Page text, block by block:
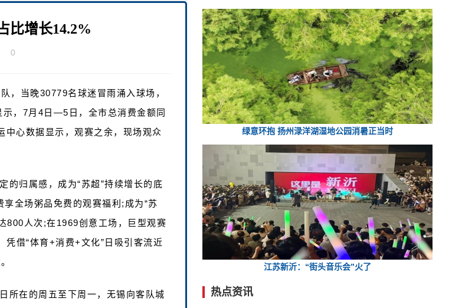
比增长14.2%
0
，当晚30779名球迷冒雨涌入球场，
，7月4日—5日，全市总消费金额同
中心数据显示，观赛之余，现场观众
的归属感，成为“苏超”持续增长的底
全场粥品免费的观赛福利;成为“苏
800人次;在1969创意工场，巨型观赛
借“体育+消费+文化”日吸引客流近
所在的周五至下周一，无锡向客队城
绿意环抱 扬州渌洋湖湿地公园消暑正当时
江苏新沂：“街头音乐会”火了
热点资讯